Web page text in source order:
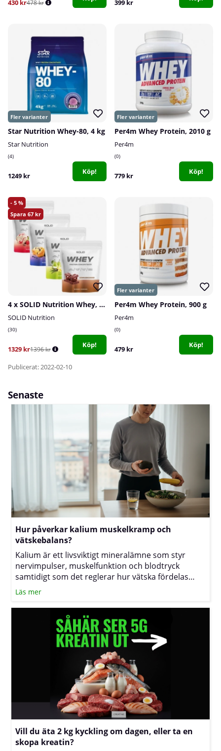
430 kr478 kr 399 kr
Star Nutrition Whey-80, 4 kg
Star Nutrition
4
1249 kr Köp!
Per4m Whey Protein, 2010 g
Per4m
0
779 kr Köp!
5
67
4 x SOLID Nutrition Whey, 750 g
SOLID Nutrition
30
1329 kr1396 kr
Köp!
Per4m Whey Protein, 900 g
Per4m
0
479 kr Köp!
Publicerat: 2022-02-10
Senaste
Hur påverkar kalium muskelkramp och
vätskebalans?
Kalium är ett livsviktigt mineralämne som styr
nervimpulser, muskelfunktion och blodtryck
samtidigt som det reglerar hur vätska fördelas
inne i och utanför cellerna. När halterna sjunker
kan du känna av kramp, trötthet eller svullnad.
Texten nedan förklarar sambanden och visar hur
du med kost och vätskeplanering kan minska
risken för besvär.
Läs mer
Vill du äta 2 kg kyckling om dagen, eller ta en
skopa kreatin?